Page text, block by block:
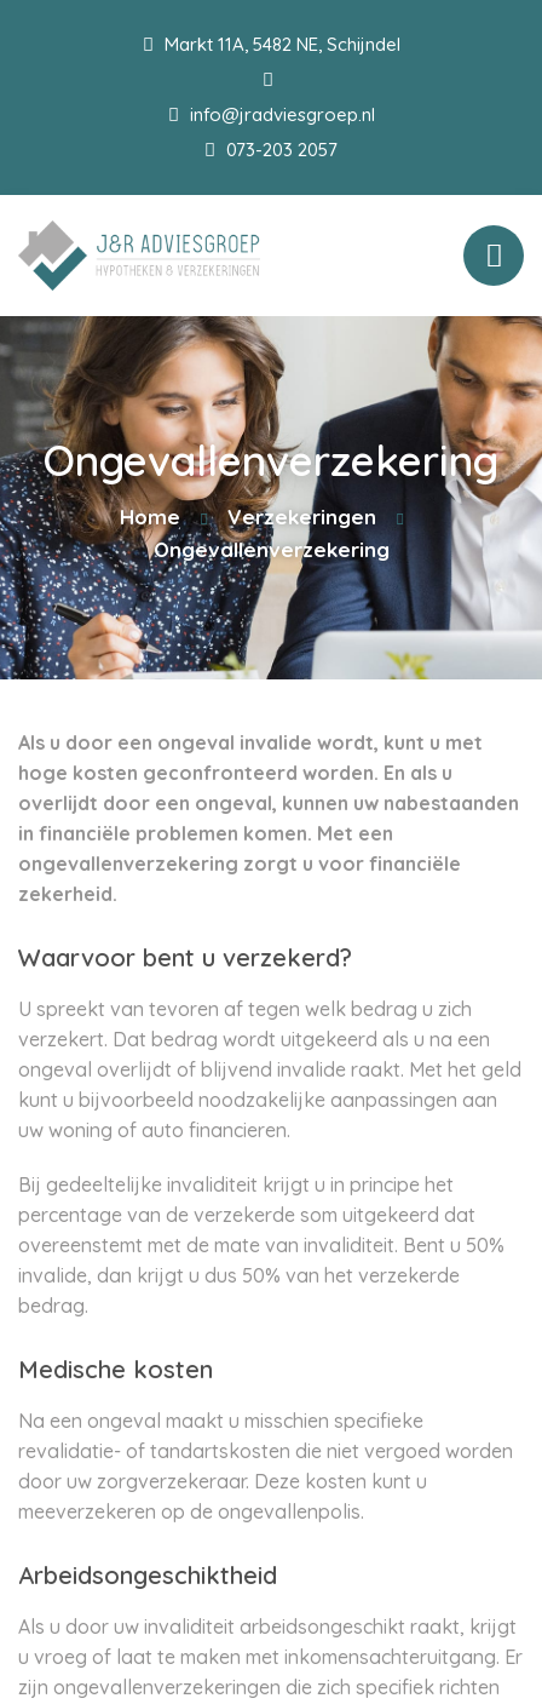
Markt 11A, 5482 NE, Schijndel
info@jradviesgroep.nl
073-203 2057
Ongevallenverzekering
Home
Verzekeringen
Ongevallenverzekering
Als u door een ongeval invalide wordt, kunt u met
hoge kosten geconfronteerd worden. En als u
overlijdt door een ongeval, kunnen uw nabestaanden
in financiële problemen komen. Met een
ongevallenverzekering zorgt u voor financiële
zekerheid.
Waarvoor bent u verzekerd?
U spreekt van tevoren af tegen welk bedrag u zich
verzekert. Dat bedrag wordt uitgekeerd als u na een
ongeval overlijdt of blijvend invalide raakt. Met het geld
kunt u bijvoorbeeld noodzakelijke aanpassingen aan
uw woning of auto financieren.
Bij gedeeltelijke invaliditeit krijgt u in principe het
percentage van de verzekerde som uitgekeerd dat
overeenstemt met de mate van invaliditeit. Bent u 50%
invalide, dan krijgt u dus 50% van het verzekerde
bedrag.
Medische kosten
Na een ongeval maakt u misschien specifieke
revalidatie- of tandartskosten die niet vergoed worden
door uw zorgverzekeraar. Deze kosten kunt u
meeverzekeren op de ongevallenpolis.
Arbeidsongeschiktheid
Als u door uw invaliditeit arbeidsongeschikt raakt, krijgt
u vroeg of laat te maken met inkomensachteruitgang. Er
zijn ongevallenverzekeringen die zich specifiek richten